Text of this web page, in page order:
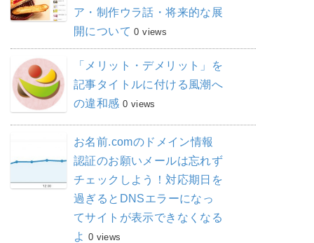
ア・制作ウラ話・将来的な展
開について 0 views
「メリット・デメリット」を
記事タイトルに付ける風潮へ
の違和感 0 views
お名前.comのドメイン情報
認証のお願いメールは忘れず
チェックしよう！対応期日を
過ぎるとDNSエラーになっ
てサイトが表示できなくなる
よ 0 views